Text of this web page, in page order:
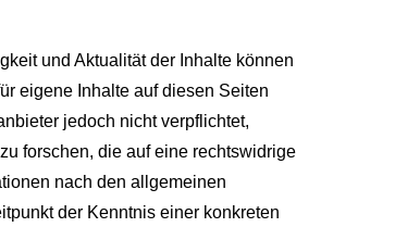
und Aktualität der Inhalte können
eigene Inhalte auf diesen Seiten
jedoch nicht verpflichtet,
forschen, die auf eine rechtswidrige
nach den allgemeinen
der Kenntnis einer konkreten